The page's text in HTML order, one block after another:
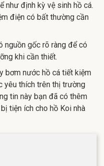
như định kỳ vệ sinh hồ cá.
điện có bất thường cần
nguồn gốc rõ ràng để có
khi cần thiết.
bơm nước hồ cá tiết kiệm
yêu thích trên thị trường
tin này bạn đã có thêm
tiện ích cho hồ Koi nhà